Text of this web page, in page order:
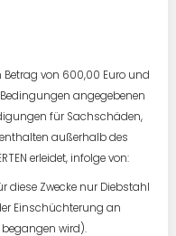
Betrag von 600,00 Euro und
angegebenen
für Sachschäden,
außerhalb des
erleidet, infolge von:
diese Zwecke nur Diebstahl
Einschüchterung an
begangen wird).